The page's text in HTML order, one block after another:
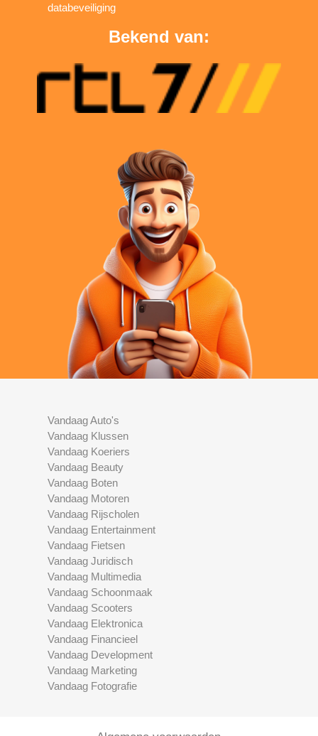
databeveiliging
Bekend van:
Vandaag Auto's
Vandaag Klussen
Vandaag Koeriers
Vandaag Beauty
Vandaag Boten
Vandaag Motoren
Vandaag Rijscholen
Vandaag Entertainment
Vandaag Fietsen
Vandaag Juridisch
Vandaag Multimedia
Vandaag Schoonmaak
Vandaag Scooters
Vandaag Elektronica
Vandaag Financieel
Vandaag Development
Vandaag Marketing
Vandaag Fotografie